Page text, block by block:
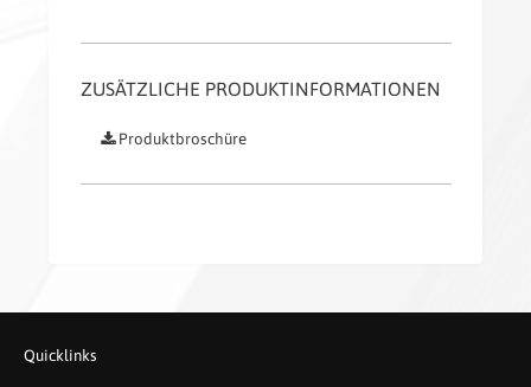
ZUSÄTZLICHE PRODUKTINFORMATIONEN
Produktbroschüre
Quicklinks